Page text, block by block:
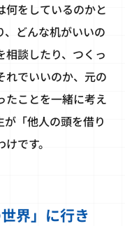
何をしているのかと
、どんな机がいいの
相談したり、つくっ
れでいいのか、元の
たことを一緒に考え
「他人の頭を借り
です。
界」に行き